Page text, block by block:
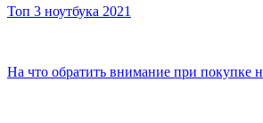
Топ 3 ноутбука 2021
На что обратить внимание при покупке